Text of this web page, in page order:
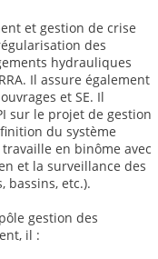
et gestion de crise
des
hydrauliques
Il assure également
et SE. Il
sur le projet de gestion
du système
en binôme avec
et la surveillance des
bassins, etc.).
gestion des
il :